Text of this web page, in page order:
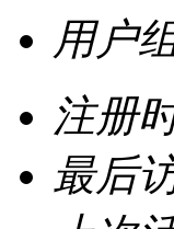
用户
注册
最后